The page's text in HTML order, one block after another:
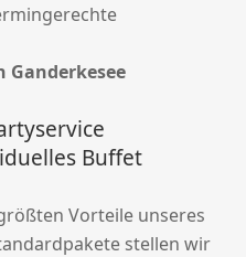
Ganderkesee
Buffet
Vorteile unseres
stellen wir